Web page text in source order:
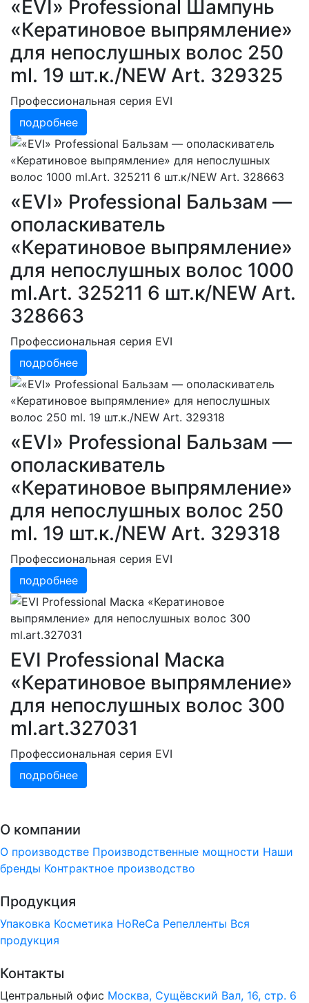
«EVI» Professional Шампунь
«Кератиновое выпрямление»
для непослушных волос 250
ml. 19 шт.к./NEW Art. 329325
Профессиональная серия EVI
подробнее
«EVI» Professional Бальзам —
ополаскиватель
«Кератиновое выпрямление»
для непослушных волос 1000
ml.Art. 325211 6 шт.к/NEW Art.
328663
Профессиональная серия EVI
подробнее
«EVI» Professional Бальзам —
ополаскиватель
«Кератиновое выпрямление»
для непослушных волос 250
ml. 19 шт.к./NEW Art. 329318
Профессиональная серия EVI
подробнее
EVI Professional Маска
«Кератиновое выпрямление»
для непослушных волос 300
ml.art.327031
Профессиональная серия EVI
подробнее
О компании
О производстве Производственные мощности Наши
бренды Контрактное производство
Продукция
Упаковка Косметика HoReCa Репелленты Вся
продукция
Контакты
Центральный офис Москва, Сущёвский Вал, 16, стр. 6